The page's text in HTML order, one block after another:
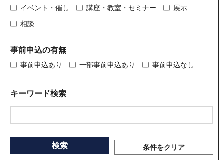
イベント・催し 講座・教室・セミナー
展示
相談
事前申込の有無
事前申込あり 一部事前申込あり 事前申込なし
キーワード検索
条件をクリア